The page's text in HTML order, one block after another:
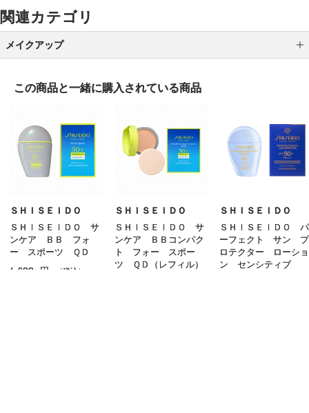
関連カテゴリ
メイクアップ
アイブロウ
マスカラ
リップ
グロス
チーク
シェーディング・ハイライト
この商品と一緒に購入されている商品
ＳＨＩＳＥＩＤＯ
ＳＨＩＳＥＩＤＯ サ
ンケア ＢＢ フォ
ー スポーツ ＱＤ
4,620 円 （税込）
ＳＨＩＳＥＩＤＯ
ＳＨＩＳＥＩＤＯ サ
ンケア ＢＢコンパク
ト フォー スポー
ツ ＱＤ（レフィル）
ＳＨＩＳＥＩＤＯ
ＳＨＩＳＥＩＤＯ パ
ーフェクト サン プ
ロテクター ローショ
ン センシティブ